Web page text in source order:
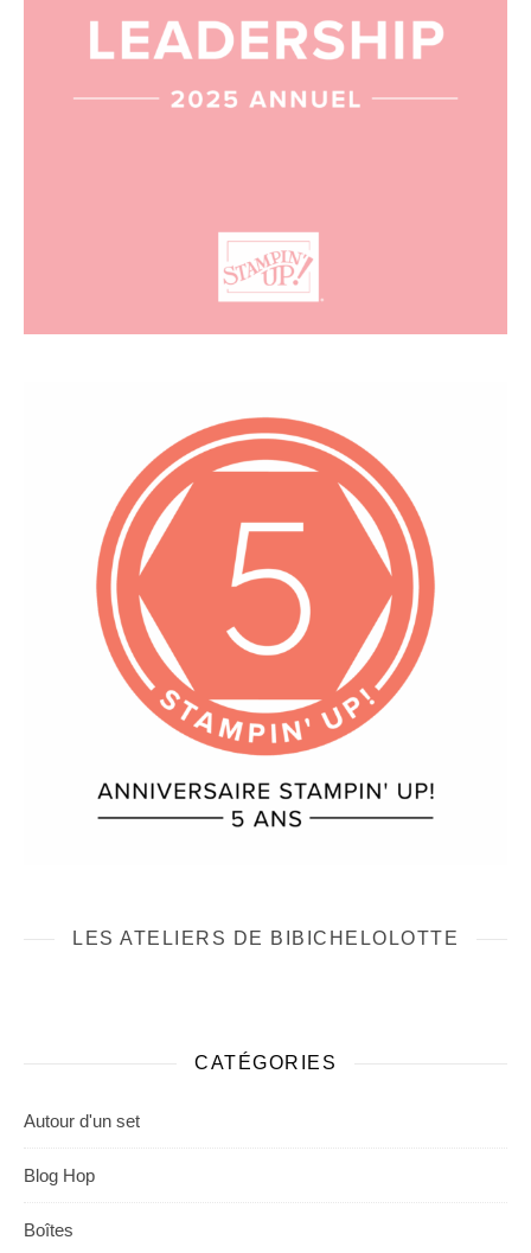
LES ATELIERS DE BIBICHELOLOTTE
CATÉGORIES
Autour d'un set
Blog Hop
Boîtes